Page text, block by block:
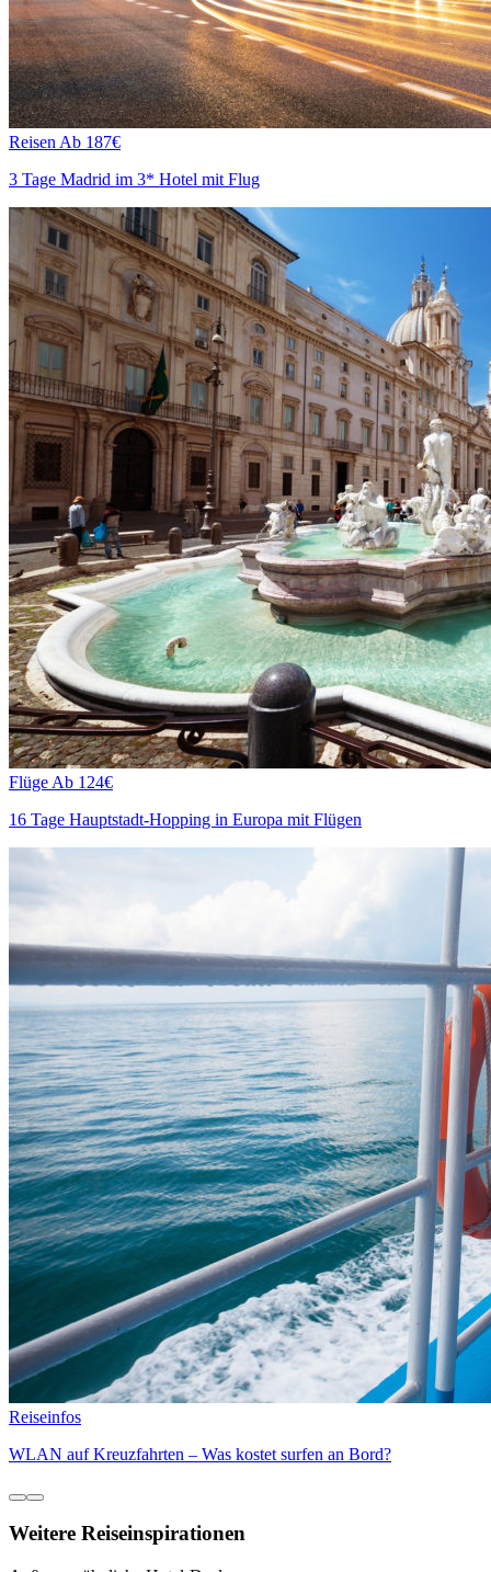
Reisen Ab 187€
3 Tage Madrid im 3* Hotel mit Flug
Flüge Ab 124€
16 Tage Hauptstadt-Hopping in Europa mit Flügen
Reiseinfos
WLAN auf Kreuzfahrten – Was kostet surfen an Bord?
Weitere Reiseinspirationen